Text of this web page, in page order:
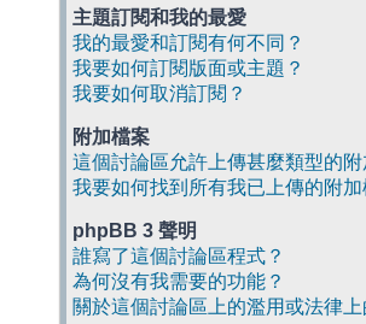
主題訂閱和我的最愛
我的最愛和訂閱有何不同？
我要如何訂閱版面或主題？
我要如何取消訂閱？
附加檔案
這個討論區允許上傳甚麼類型的附
我要如何找到所有我已上傳的附加
phpBB 3 聲明
誰寫了這個討論區程式？
為何沒有我需要的功能？
關於這個討論區上的濫用或法律